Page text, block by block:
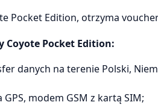
Pocket Edition, otrzyma
Coyote Pocket Edition:
danych na terenie Polski,
modem GSM z kartą SIM;